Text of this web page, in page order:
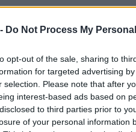
Do Not Process My
opt-out of the sale, sharing to
for targeted advertising
selection. Please note that after
interest-based ads based on
to third parties prior to
of your personal information
és személyes
mások az összetett név